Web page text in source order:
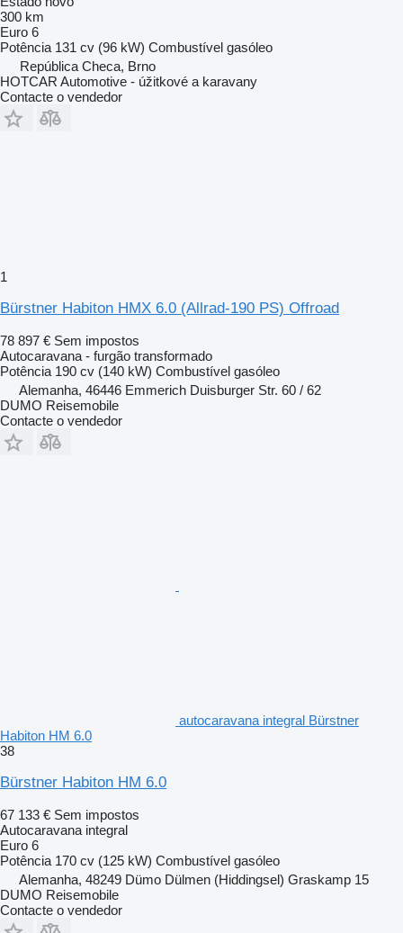
300 km
Euro 6
Potência 131 cv (96 kW) Combustível gasóleo
República Checa, Brno
HOTCAR Automotive - úžitkové a karavany
Contacte o vendedor
1
Bürstner Habiton HMX 6.0 (Allrad-190 PS) Offroad
78 897 € Sem impostos
Autocaravana - furgão transformado
Potência 190 cv (140 kW) Combustível gasóleo
Alemanha, 46446 Emmerich Duisburger Str. 60 / 62
DUMO Reisemobile
Contacte o vendedor
autocaravana integral Bürstner
Habiton HM 6.0
38
Bürstner Habiton HM 6.0
67 133 € Sem impostos
Autocaravana integral
Euro 6
Potência 170 cv (125 kW) Combustível gasóleo
Alemanha, 48249 Dümo Dülmen (Hiddingsel) Graskamp 15
DUMO Reisemobile
Contacte o vendedor